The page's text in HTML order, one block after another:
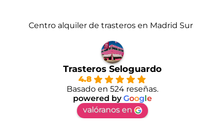
Centro alquiler de trasteros en Madrid Sur
Trasteros Seloguardo
4.8
Basado en 524 reseñas.
powered byGoogle
valóranos en